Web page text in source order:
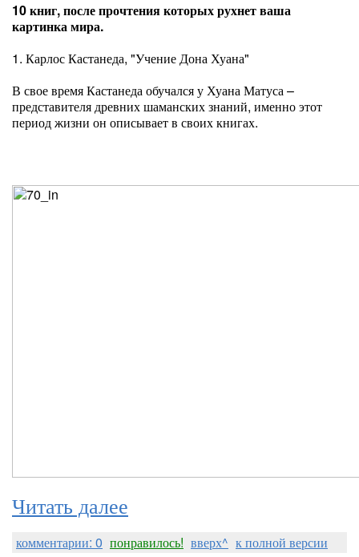
10 книг, после прочтения которых рухнет ваша
картинка мира.
1. Карлос Кастанеда, "Учение Дона Хуана"
В свое время Кастанеда обучался у Хуана Матуса –
представителя древних шаманских знаний, именно этот
период жизни он описывает в своих книгах.
Читать далее
комментарии: 0 понравилось! вверх^ к полной версии